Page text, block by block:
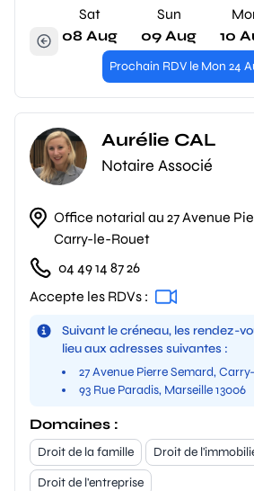
Sat
08 Aug
Sun
09 Aug
10
Prochain RDV le Mon 24
Aurélie CAL
Notaire Associé
Office notarial au 27 Avenue
Carry-le-Rouet
04 49 14 87 26
Accepte les RDVs :
Suivant le créneau, les rendez-
lieu aux adresses suivantes :
27 Avenue Pierre Semard,
93 Rue Paradis, Marseille 13006
Domaines :
Droit de la famille
Droit de
Droit de l'entreprise